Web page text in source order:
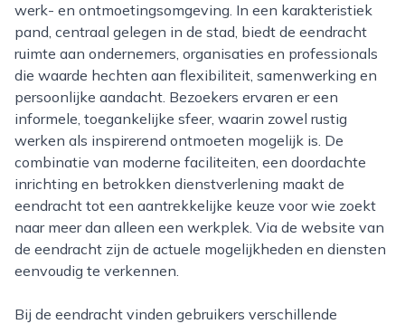
werk- en ontmoetingsomgeving. In een karakteristiek
pand, centraal gelegen in de stad, biedt de eendracht
ruimte aan ondernemers, organisaties en professionals
die waarde hechten aan flexibiliteit, samenwerking en
persoonlijke aandacht. Bezoekers ervaren er een
informele, toegankelijke sfeer, waarin zowel rustig
werken als inspirerend ontmoeten mogelijk is. De
combinatie van moderne faciliteiten, een doordachte
inrichting en betrokken dienstverlening maakt de
eendracht tot een aantrekkelijke keuze voor wie zoekt
naar meer dan alleen een werkplek. Via de website van
de eendracht zijn de actuele mogelijkheden en diensten
eenvoudig te verkennen.
Bij de eendracht vinden gebruikers verschillende